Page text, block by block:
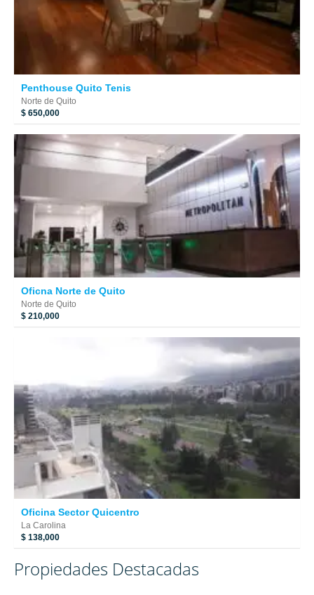
Penthouse Quito Tenis
Norte de Quito
$ 650,000
Oficna Norte de Quito
Norte de Quito
$ 210,000
Oficina Sector Quicentro
La Carolina
$ 138,000
Propiedades Destacadas